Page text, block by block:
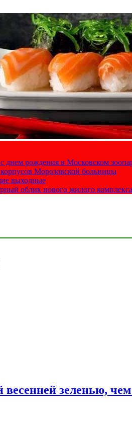
рождения в Московском
Морозовской больницы
выходные
облик нового жилого
зеленью,